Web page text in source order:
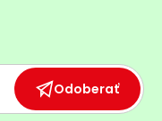
Odoberať